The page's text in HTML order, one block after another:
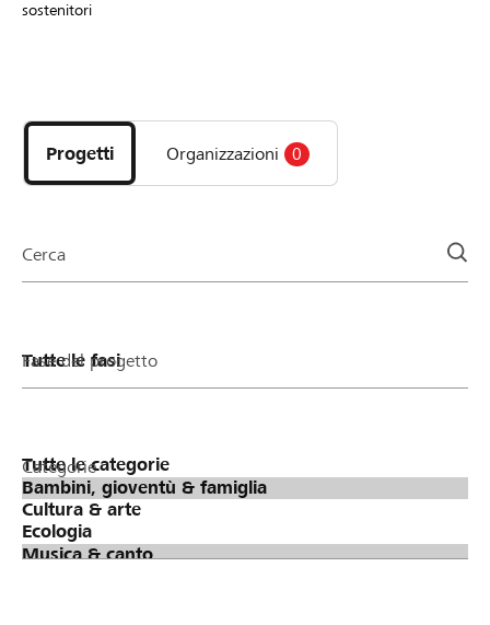
DE FR IT
sostenitori
i
progetti
e
della
Progetti Organizzazioni 0
Cerca
Fase del progetto
Categorie